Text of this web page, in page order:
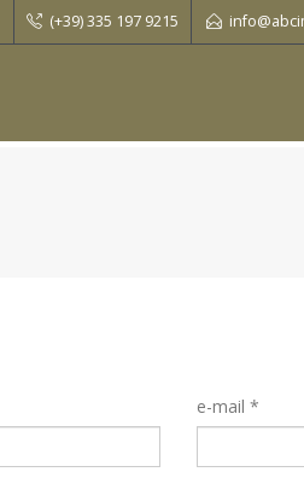
(+39) 335 197 9215
e-mail *